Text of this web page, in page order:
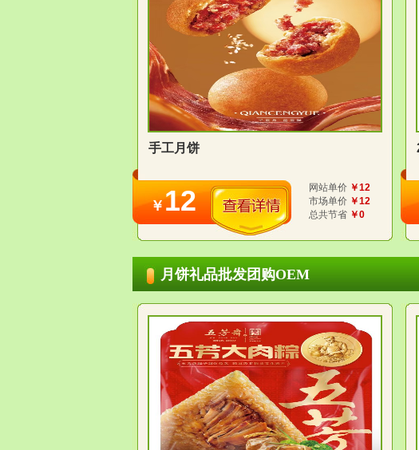
手工月饼
￥12 网站单价 ￥12
市场单价 ￥12
总共节省 ￥0
月饼礼品批发团购OEM